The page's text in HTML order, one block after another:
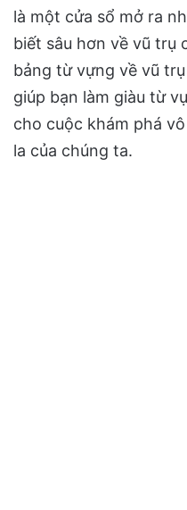
là một cửa sổ mở ra
biết sâu hơn về vũ trụ
bảng từ vựng về vũ
giúp bạn làm giàu từ
cho cuộc khám phá
la của chúng ta.